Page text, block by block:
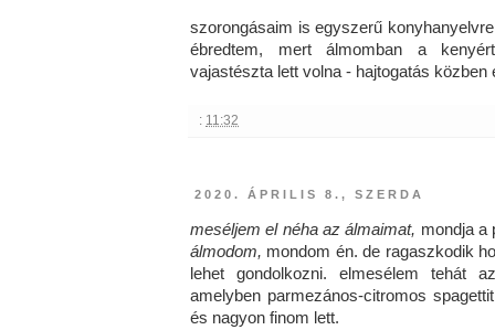
szorongásaim is egyszerű
ébredtem, mert álmomban a
vajastészta lett volna - hajtogatás közben
: 11:32
2020. ÁPRILIS 8., SZERDA
meséljem el néha az álmaimat, mondja a
álmodom, mondom én. de ragaszkodik
lehet gondolkozni. elmesélem tehát
amelyben parmezános-citromos
és nagyon finom lett.